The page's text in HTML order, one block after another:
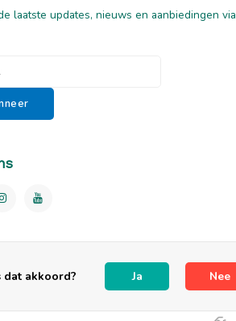
laatste updates, nieuws en aanbiedingen via
akkoord? Ja Nee